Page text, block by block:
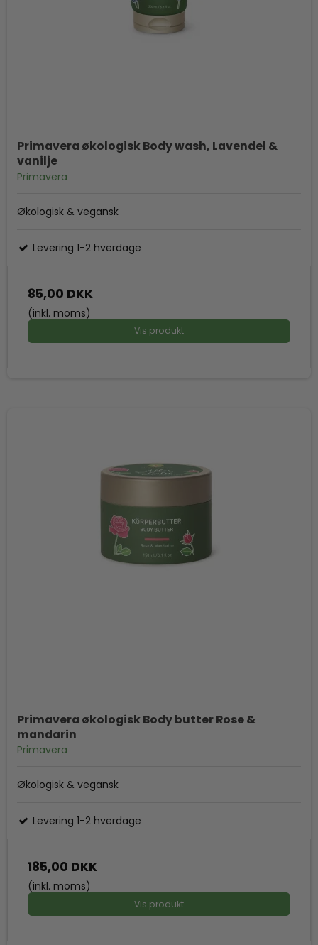
Primavera økologisk Body wash, Lavendel &
vanilje
Primavera
Økologisk & vegansk
Levering 1-2 hverdage
85,00 DKK
(inkl. moms)
Vis produkt
Primavera økologisk Body butter Rose &
mandarin
Primavera
Økologisk & vegansk
Levering 1-2 hverdage
185,00 DKK
(inkl. moms)
Vis produkt